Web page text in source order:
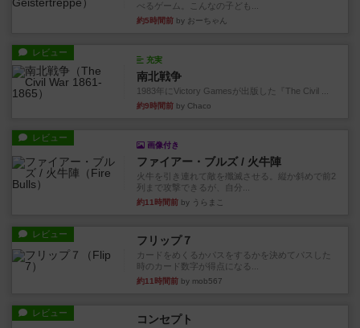
べるゲーム。こんなの子ども...
約5時間前 by おーちゃん
レビュー
充実
南北戦争
1983年にVictory Gamesが出版した『The Civil ...
約9時間前 by Chaco
レビュー
画像付き
ファイアー・ブルズ / 火牛陣
火牛を引き連れて敵を殲滅させる。縦か斜めで前2
列まで攻撃できるが、自分...
約11時間前 by うらまこ
レビュー フリップ７
カードをめくるかパスをするかを決めてパスした
時のカード数字が得点になる...
約11時間前 by mob567
レビュー コンセプト